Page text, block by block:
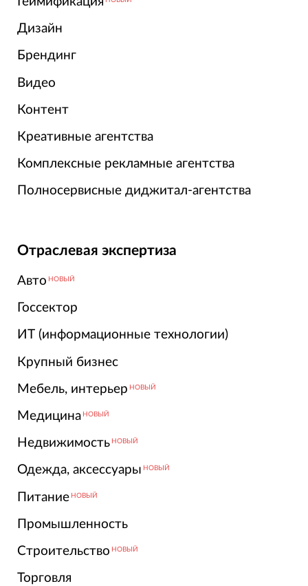
Дизайн
Брендинг
Видео
Контент
Креативные агентства
Комплексные рекламные агентства
Полносервисные диджитал-агентства
Отраслевая экспертиза
Авто НОВЫЙ
Госсектор
ИТ (информационные технологии)
Крупный бизнес
Мебель, интерьер НОВЫЙ
Медицина НОВЫЙ
Недвижимость НОВЫЙ
Одежда, аксессуары НОВЫЙ
Питание НОВЫЙ
Промышленность
Строительство НОВЫЙ
Торговля